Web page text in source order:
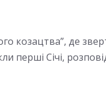
козацтва”, де
перші Січі,